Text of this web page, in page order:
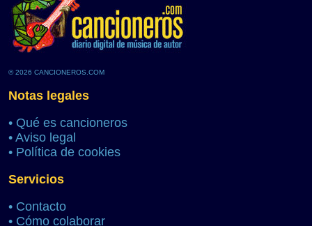
© 2026 CANCIONEROS.COM
Notas legales
• Qué es cancioneros
• Aviso legal
• Política de cookies
Servicios
• Contacto
• Cómo colaborar